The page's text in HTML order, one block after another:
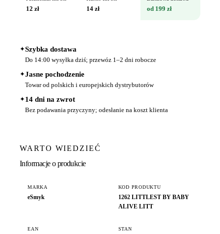
12 zł 14 zł od 199 zł
✦Szybka dostawa
Do 14:00 wysyłka dziś; przewóz 1–2 dni robocze
✦Jasne pochodzenie
Towar od polskich i europejskich dystrybutorów
✦14 dni na zwrot
Bez podawania przyczyny; odesłanie na koszt klienta
WARTO WIEDZIEĆ
Informacje o produkcie
MARKA
eSmyk
KOD PRODUKTU
1262 LITTLEST BY BABY
ALIVE LITT
EAN STAN